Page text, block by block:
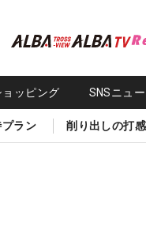
ョッピング SNSニュー
ラン 削り出しの打